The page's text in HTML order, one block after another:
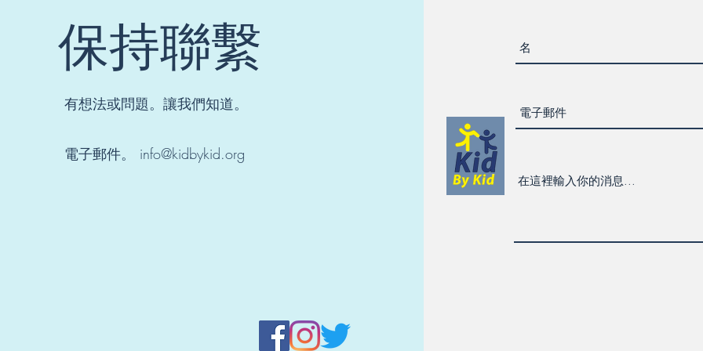
保持聯繫
有想法或問題。讓我們知道。
電子郵件。 info@kidbykid.org